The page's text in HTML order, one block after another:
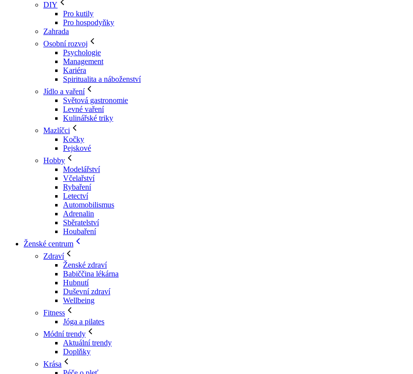
DIY
Pro kutily
Pro hospodyňky
Zahrada
Osobní rozvoj
Psychologie
Management
Kariéra
Spiritualita a náboženství
Jídlo a vaření
Světová gastronomie
Levné vaření
Kulinářské triky
Mazlíčci
Kočky
Pejskové
Hobby
Modelářství
Včelařství
Rybaření
Letectví
Automobilismus
Adrenalin
Sběratelství
Houbaření
Ženské centrum
Zdraví
Ženské zdraví
Babiččina lékárna
Hubnutí
Duševní zdraví
Wellbeing
Fitness
Jóga a pilates
Módní trendy
Aktuální trendy
Doplňky
Krása